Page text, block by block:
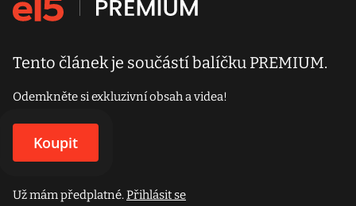
Tento článek je součástí balíčku PREMIUM.
Odemkněte si exkluzivní obsah a videa!
Koupit
Už mám předplatné.Přihlásit se